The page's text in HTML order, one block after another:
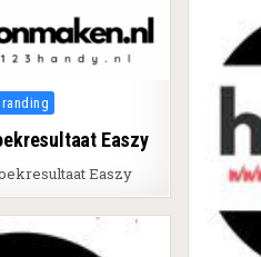
in
Easzy
Easzy